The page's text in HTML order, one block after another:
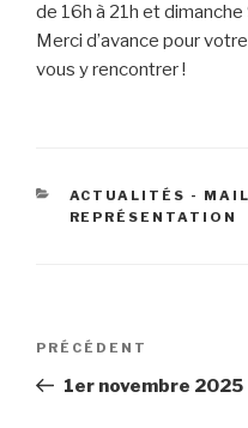
de 16h à 21h et
Merci d’avance pour
vous y rencontrer !
CATÉGORIES
ACTUALITÉS -
REPRÉSENTATION
Navigation
l’article
Article
précédent
PRÉCÉDENT
1er novembre 2025